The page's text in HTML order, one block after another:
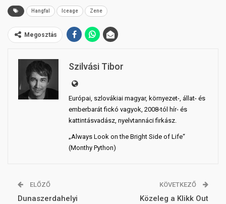
Hangfal Iceage Zene
Megosztás
Szilvási Tibor
Európai, szlovákiai magyar, környezet-, állat- és
emberbarát fickó vagyok, 2008-tól hír- és
kattintásvadász, nyelvtannáci firkász.
„Always Look on the Bright Side of Life“
(Monthy Python)
ELŐZŐ
Dunaszerdahelyi
KÖVETKEZŐ
Közeleg a Klikk Out